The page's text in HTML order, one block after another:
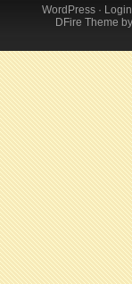
WordPress· Login
DFire Theme